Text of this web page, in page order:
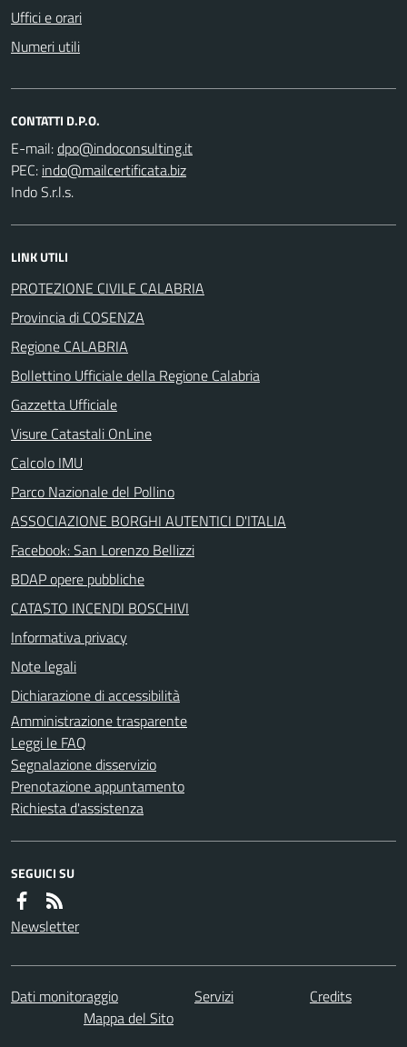
Uffici e orari
Numeri utili
CONTATTI D.P.O.
E-mail:
PEC:
Indo S.r.l.s.
LINK UTILI
PROTEZIONE CIVILE CALABRIA
Provincia di COSENZA
Regione CALABRIA
Bollettino Ufficiale della Regione Calabria
Gazzetta Ufficiale
Visure Catastali OnLine
Calcolo IMU
Parco Nazionale del Pollino
ASSOCIAZIONE BORGHI AUTENTICI D'ITALIA
Facebook: San Lorenzo Bellizzi
BDAP opere pubbliche
CATASTO INCENDI BOSCHIVI
Informativa privacy
Note legali
Dichiarazione di accessibilità
Amministrazione trasparente
Leggi le FAQ
Segnalazione disservizio
Prenotazione appuntamento
Richiesta d'assistenza
SEGUICI SU
Newsletter
Dati monitoraggio Servizi
Credits
Mappa del Sito